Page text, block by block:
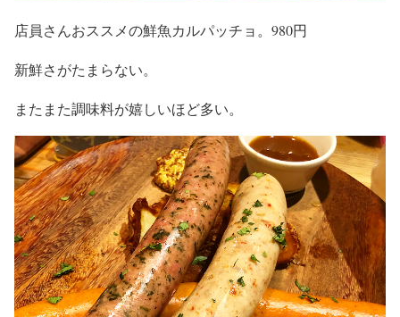
店員さんおススメの鮮魚カルパッチョ。980円
新鮮さがたまらない。
またまた調味料が嬉しいほど多い。